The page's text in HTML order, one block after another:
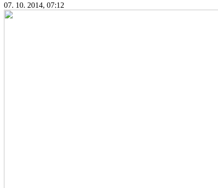
07. 10. 2014, 07:12